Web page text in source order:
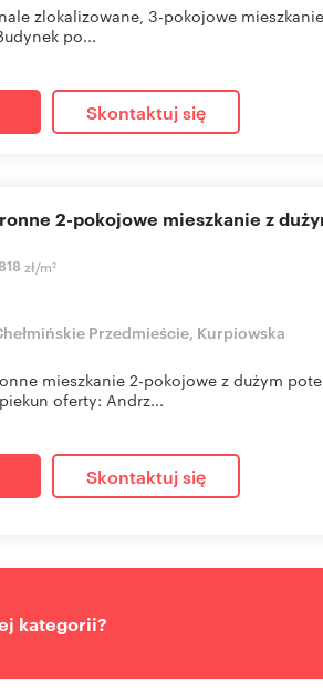
zlokalizowane, 3-pokojowe
po...
Skontaktuj się
zł/m2
2-pokojowe mieszkanie z
Przedmieście, Kurpiowska
mieszkanie 2-pokojowe z dużym
oferty: Andrz...
Skontaktuj się
kategorii?